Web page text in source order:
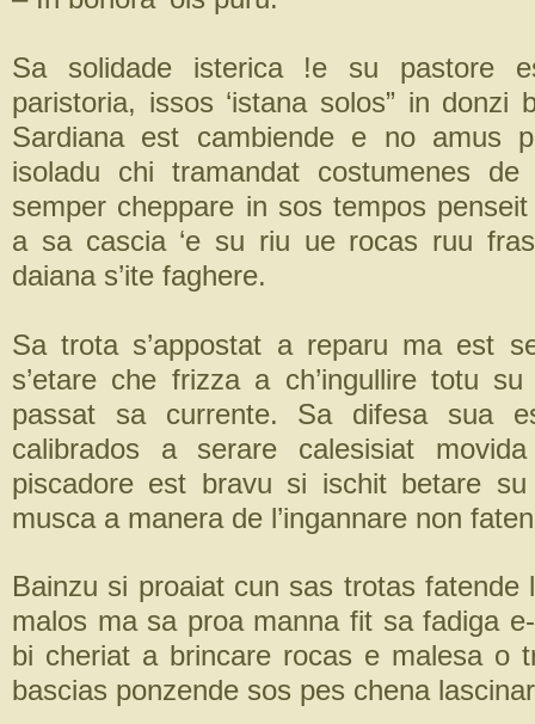
Sa solidade isterica !e su pastore
paristoria, issos ‘istana solos” in donzi
Sardiana est cambiende e no amus
isoladu chi tramandat costumenes
semper cheppare in sos tempos
a sa cascia ‘e su riu ue rocas ruu
daiana s’ite faghere.
Sa trota s’appostat a reparu ma est
s’etare che frizza a ch’ingullire totu
passat sa currente. Sa difesa sua
calibrados a serare calesisiat
piscadore est bravu si ischit betare
musca a manera de l’ingannare non
Bainzu si proaiat cun sas trotas fatende
malos ma sa proa manna fit sa fadiga e-
bi cheriat a brincare rocas e malesa o
bascias ponzende sos pes chena